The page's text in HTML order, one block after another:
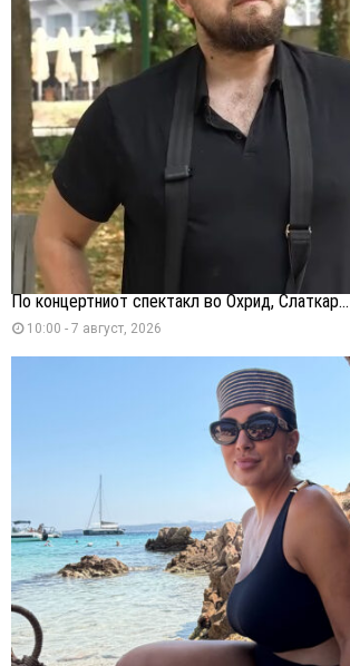
По концертниот спектакл во Охрид, Слаткар...
10:00 - 7 август, 2026